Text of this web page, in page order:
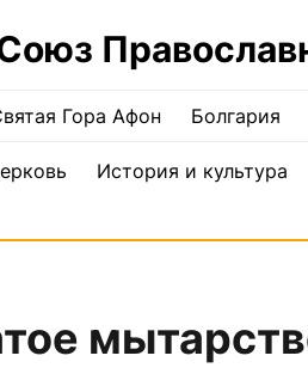
Гора Афон Болгария
История и культура